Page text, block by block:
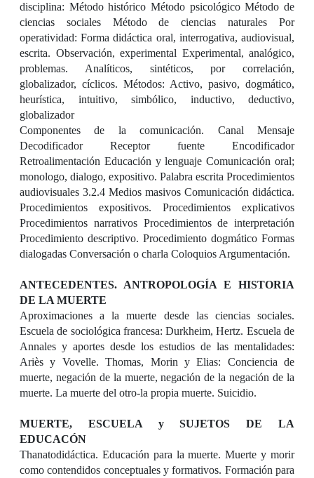
disciplina: Método histórico Método psicológico Método de
ciencias sociales Método de ciencias naturales Por
operatividad: Forma didáctica oral, interrogativa, audiovisual,
escrita. Observación, experimental Experimental, analógico,
problemas. Analíticos, sintéticos, por correlación,
globalizador, cíclicos. Métodos: Activo, pasivo, dogmático,
heurística, intuitivo, simbólico, inductivo, deductivo,
globalizador
Componentes de la comunicación. Canal Mensaje
Decodificador Receptor fuente Encodificador
Retroalimentación Educación y lenguaje Comunicación oral;
monologo, dialogo, expositivo. Palabra escrita Procedimientos
audiovisuales 3.2.4 Medios masivos Comunicación didáctica.
Procedimientos expositivos. Procedimientos explicativos
Procedimientos narrativos Procedimientos de interpretación
Procedimiento descriptivo. Procedimiento dogmático Formas
dialogadas Conversación o charla Coloquios Argumentación.
ANTECEDENTES. ANTROPOLOGÍA E HISTORIA
DE LA MUERTE
Aproximaciones a la muerte desde las ciencias sociales.
Escuela de sociológica francesa: Durkheim, Hertz. Escuela de
Annales y aportes desde los estudios de las mentalidades:
Ariès y Vovelle. Thomas, Morin y Elias: Conciencia de
muerte, negación de la muerte, negación de la negación de la
muerte. La muerte del otro-la propia muerte. Suicidio.
MUERTE, ESCUELA y SUJETOS DE LA
EDUCACÓN
Thanatodidáctica. Educación para la muerte. Muerte y morir
como contendidos conceptuales y formativos. Formación para